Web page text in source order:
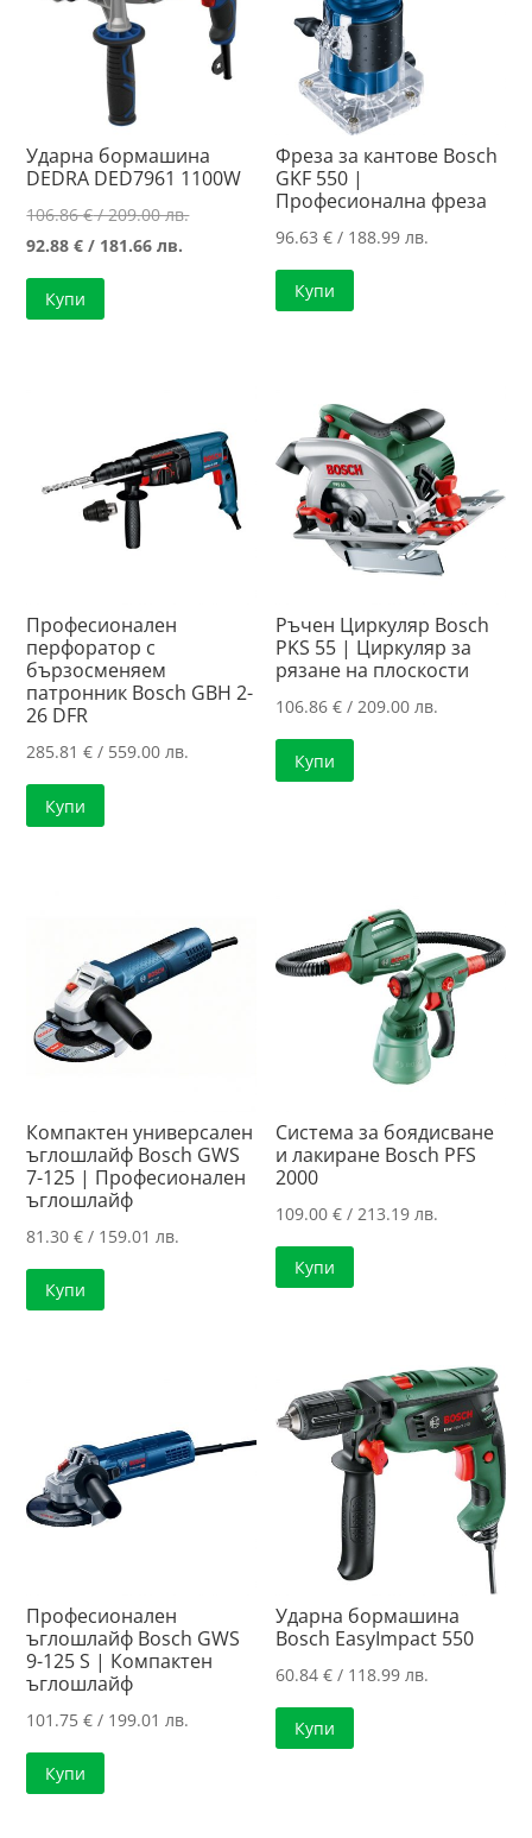
Ударна бормашина
DEDRA DED7961 1100W
106.86€/ 209.00 лв.Original
92.88€ / 181.66 лв.
Купи
Фреза за кантове Bosch
GKF 550 |
Професионална фреза
96.63€ / 188.99 лв.
Купи
Професионален
перфоратор с
бързосменяем
патронник Bosch GBH 2-
26 DFR
285.81€ / 559.00 лв.
Купи
Ръчен Циркуляр Bosch
PKS 55 | Циркуляр за
рязанe нa плоскости
106.86€ / 209.00 лв.
Купи
Компактен универсален
ъглошлайф Bosch GWS
7-125 | Професионален
ъглошлайф
81.30€ / 159.01 лв.
Купи
Система за боядисване
и лакиране Bosch PFS
2000
109.00€ / 213.19 лв.
Купи
Професионален
ъглошлайф Bosch GWS
9-125 S | Компактен
ъглошлайф
101.75€ / 199.01 лв.
Купи
Ударна бормашина
Bosch EasyImpact 550
60.84€ / 118.99 лв.
Купи